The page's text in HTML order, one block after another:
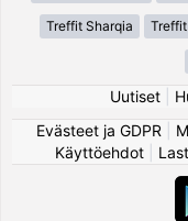
Treffit Sharqia
Uutiset
Evästeet ja GDPR
Käyttöehdot